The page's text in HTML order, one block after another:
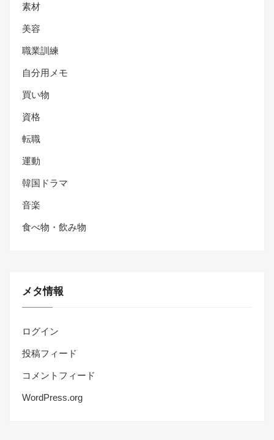
素材
美容
職業訓練
自分用メモ
買い物
資格
転職
運動
韓国ドラマ
音楽
食べ物・飲み物
メタ情報
ログイン
投稿フィード
コメントフィード
WordPress.org